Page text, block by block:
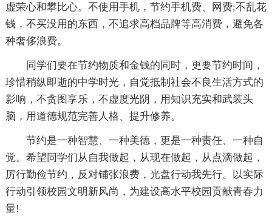
虚荣心和攀比心。不使用手机，节约手机费、网费;不乱花
钱，不买没用的东西，不追求高档品牌等高消费，避免各
种奢侈浪费。
同学们要在节约物质和金钱的同时，更要节约时间，
珍惜稍纵即逝的中学时光，自觉抵制社会不良生活方式的
影响，不贪图享乐，不虚度光阴，用知识充实和武装头
脑，用道德规范完善人格、提升修养。
节约是一种智慧、一种美德，更是一种责任、一种自
觉。希望同学们从自我做起，从现在做起，从点滴做起，
厉行勤俭节约，反对铺张浪费，光盘行动我先行。以实际
行动引领校园文明新风尚，为建设高水平校园贡献青春力
量!